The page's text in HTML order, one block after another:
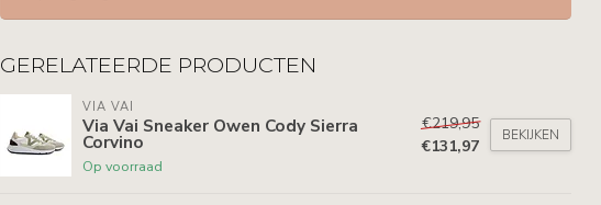
GERELATEERDE PRODUCTEN
VIA VAI
Via Vai Sneaker Owen Cody Sierra
Corvino
Op voorraad
€219,95
€131,97
BEKIJKEN